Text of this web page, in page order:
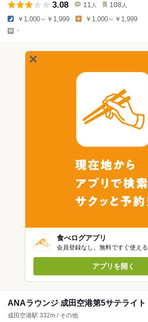
3.08 11 人 108 人
￥1,000～￥1,999 ￥1,000～￥1,999
-
食べログアプリ
会員登録なし。無料ですぐ使える
アプリを開く
ANAラウンジ 成田空港第5サテライト
成田空港駅 332m / その他